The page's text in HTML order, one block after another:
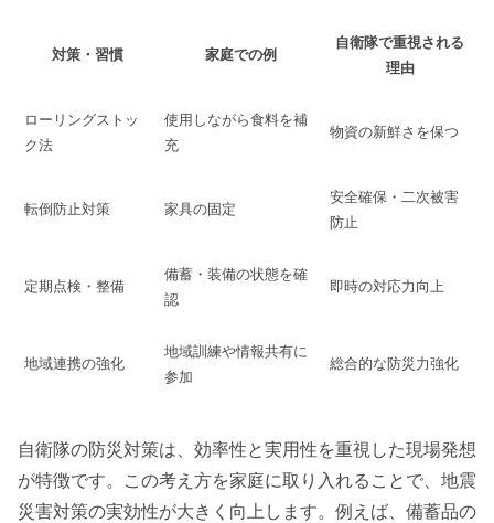
対策・習慣 家庭での例
自衛隊で重視される
理由
ローリングストッ
ク法
使用しながら食料を補
充
物資の新鮮さを保つ
転倒防止対策 家具の固定
安全確保・二次被害
防止
定期点検・整備
備蓄・装備の状態を確
認
即時の対応力向上
地域連携の強化
地域訓練や情報共有に
参加
総合的な防災力強化
自衛隊の防災対策は、効率性と実用性を重視した現場発想
が特徴です。この考え方を家庭に取り入れることで、地震
災害対策の実効性が大きく向上します。例えば、備蓄品の